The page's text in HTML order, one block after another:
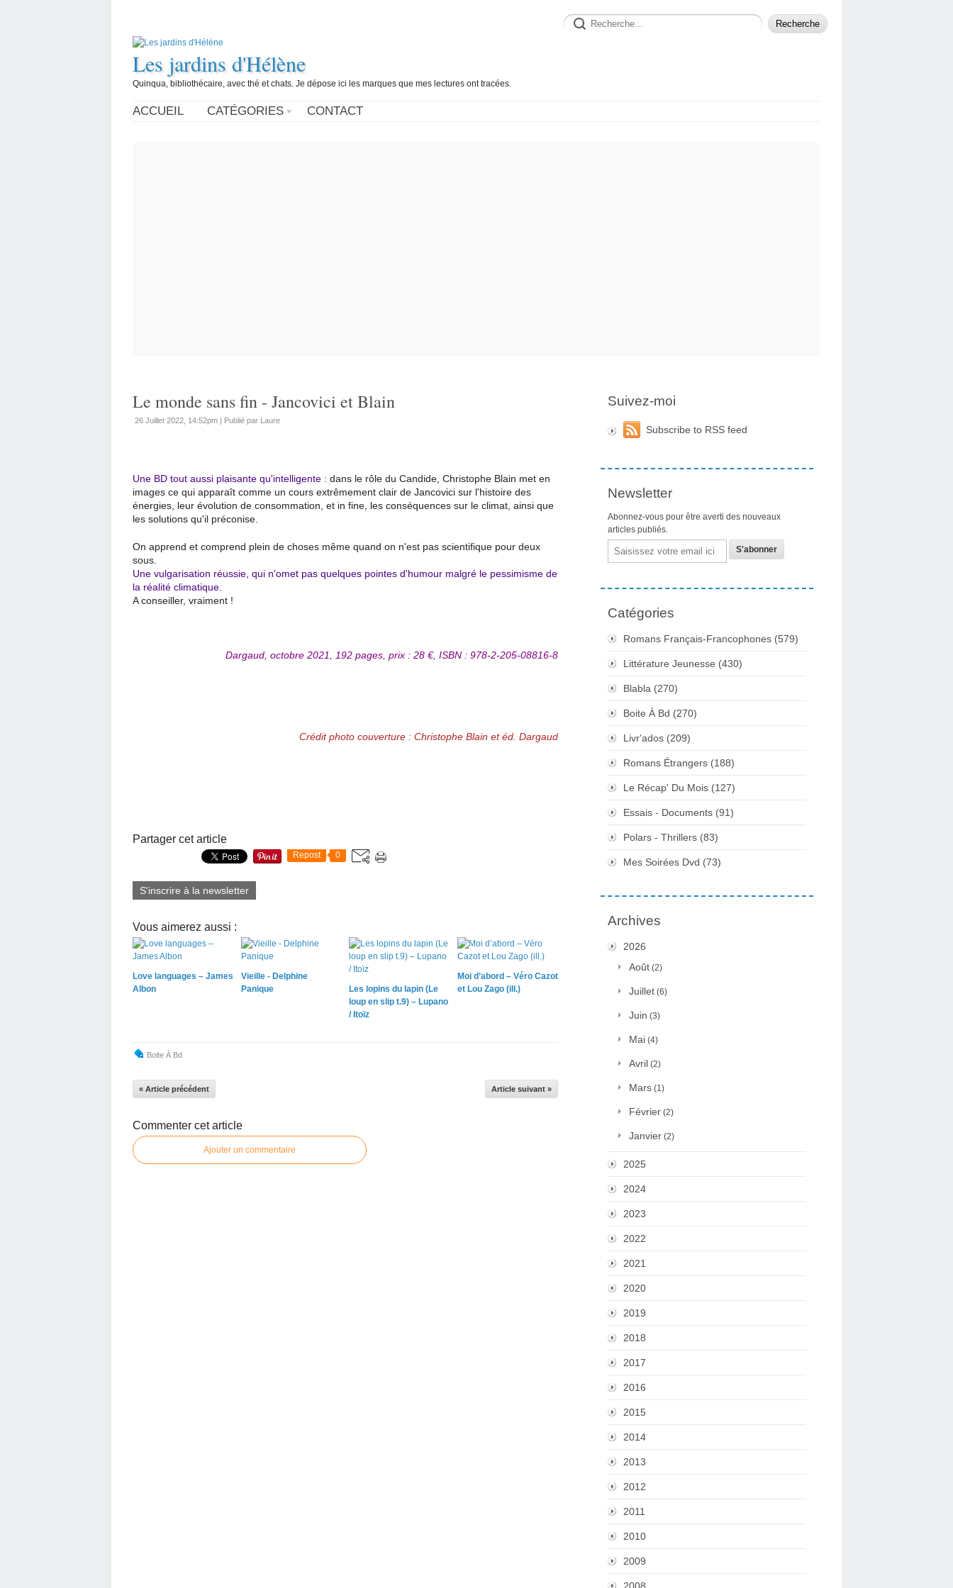
Les jardins d'Hélène
Quinqua, bibliothécaire, avec thé et chats. Je dépose ici les marques que mes lectures ont tracées.
ACCUEIL CATÉGORIES CONTACT
Le monde sans fin - Jancovici et Blain
26 Juillet 2022, 14:52pm | Publié par Laure
Une BD tout aussi plaisante qu'intelligente : dans le rôle du Candide, Christophe Blain met en
images ce qui apparaît comme un cours extrêmement clair de Jancovici sur l'histoire des
énergies, leur évolution de consommation, et in fine, les conséquences sur le climat, ainsi que
les solutions qu'il préconise.
On apprend et comprend plein de choses même quand on n'est pas scientifique pour deux
sous.
Une vulgarisation réussie, qui n'omet pas quelques pointes d'humour malgré le pessimisme de
la réalité climatique.
A conseiller, vraiment !
Dargaud, octobre 2021, 192 pages, prix : 28 €, ISBN : 978-2-205-08816-8
Crédit photo couverture : Christophe Blain et éd. Dargaud
Partager cet article
Repost 0
S'inscrire à la newsletter
Vous aimerez aussi :
Love languages – James
Albon
Vieille - Delphine
Panique
Les lopins du lapin (Le
loup en slip t.9) – Lupano
/ Itoïz
Moi d’abord – Véro Cazot
et Lou Zago (ill.)
Boite À Bd
« Article précédent Article suivant »
Commenter cet article
Ajouter un commentaire
Suivez-moi
Subscribe to RSS feed
Newsletter
Abonnez-vous pour être averti des nouveaux
articles publiés.
Email
Catégories
Romans Français-Francophones (579)
Littérature Jeunesse (430)
Blabla (270)
Boite À Bd (270)
Livr'ados (209)
Romans Étrangers (188)
Le Récap' Du Mois (127)
Essais - Documents (91)
Polars - Thrillers (83)
Mes Soirées Dvd (73)
Archives
2026
Août (2)
Juillet (6)
Juin (3)
Mai (4)
Avril (2)
Mars (1)
Février (2)
Janvier (2)
2025
2024
2023
2022
2021
2020
2019
2018
2017
2016
2015
2014
2013
2012
2011
2010
2009